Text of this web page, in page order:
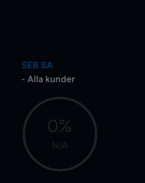
SEB SA
- Alla kunder
0%
N/A